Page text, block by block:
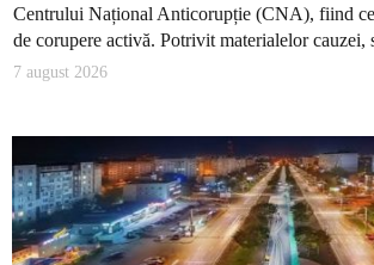
Centrului Național Anticorupție (CNA), fiind
de corupere activă. Potrivit materialelor cauzei,
7 august 2026